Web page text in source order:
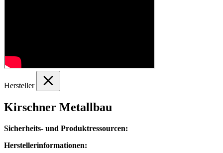
Hersteller
Kirschner Metallbau
Sicherheits- und Produktressourcen:
Herstellerinformationen: